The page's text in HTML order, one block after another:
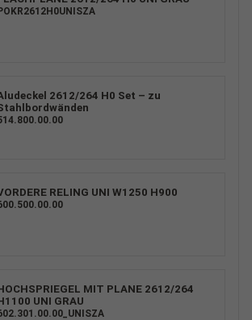
2612/264 H0 Set – zu
RELING UNI W1250 H900
MIT PLANE 2612/264
UNI GRAU